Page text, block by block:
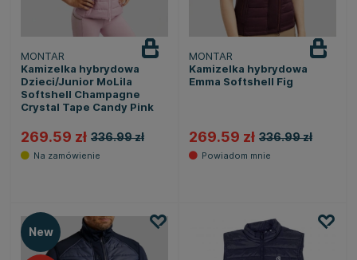
MONTAR
Kamizelka hybrydowa
Dzieci/Junior MoLila
Softshell Champagne
Crystal Tape Candy Pink
269.59 zł 336.99 zł
MONTAR
Kamizelka hybrydowa
Emma Softshell Fig
269.59 zł 336.99 zł
New